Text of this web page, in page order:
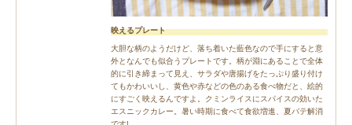
映えるプレート
大胆な柄のようだけど、落ち着いた藍色なので手にすると意
外となんでも似合うプレートです。柄が淵にあることで全体
的に引き締まって見え、サラダや唐揚げをたっぷり盛り付け
てもかわいいし、黄色や赤などの色のある食べ物だと、絵的
にすごく映えるんですよ。クミンライスにスパイスの効いた
エスニックカレー。暑い時期に食べて食欲増進、夏バテ解消